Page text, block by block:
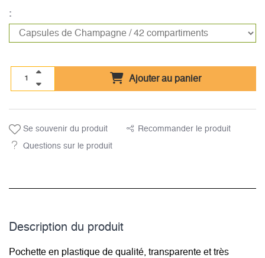
:
Ajouter au panier
Se souvenir du produit Recommander le produit
Questions sur le produit
Description du­ produit
Pochette en plastique de qualité, transparente et très